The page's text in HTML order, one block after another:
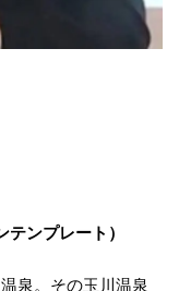
ンプレート）
泉。その玉川温泉